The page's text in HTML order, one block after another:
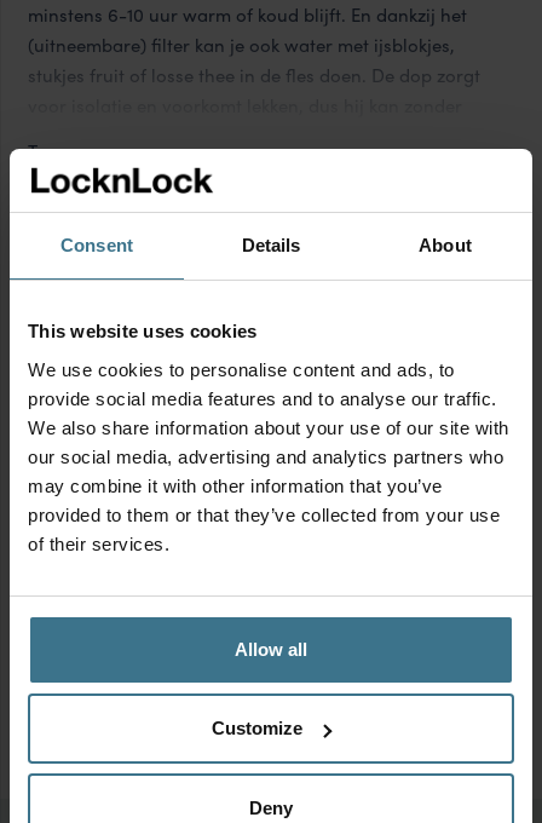
Consent Details About
This website uses cookies
We use cookies to personalise content and ads, to
provide social media features and to analyse our traffic.
We also share information about your use of our site with
our social media, advertising and analytics partners who
may combine it with other information that you’ve
provided to them or that they’ve collected from your use
of their services.
Allow all
Customize
Deny
minstens 6-10 uur warm of koud blijft. En dankzij het
(uitneembare) filter kan je ook water met ijsblokjes,
stukjes fruit of losse thee in de fles doen. De dop zorgt
‘m na gebruik gemakkelijk schoonmaken.
Toon meer
Minstens 6 tot 10 uur warm of koud
100% lekvrij
Productinformatie
Geschikt voor